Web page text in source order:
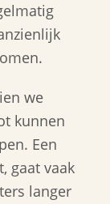
we
kunnen
Een
gaat vaak
langer